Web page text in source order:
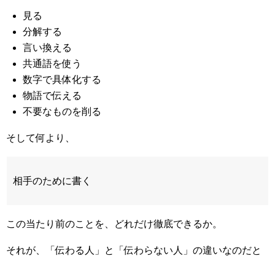
見る
分解する
言い換える
共通語を使う
数字で具体化する
物語で伝える
不要なものを削る
そして何より、
相手のために書く
この当たり前のことを、どれだけ徹底できるか。
それが、「伝わる人」と「伝わらない人」の違いなのだと